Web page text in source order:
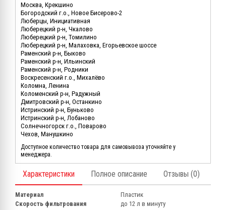
Москва, Крекшино
Богородский г.о., Новое Бисерово-2
Люберцы, Инициативная
Люберецкий р-н, Чкалово
Люберецкий р-н, Томилино
Люберецкий р-н, Малаховка, Егорьевское шоссе
Раменский р-н, Быково
Раменский р-н, Ильинский
Раменский р-н, Родники
Воскресенский г.о., Михалёво
Коломна, Ленина
Коломенский р-н, Радужный
Дмитровский р-н, Останкино
Истринский р-н, Буньково
Истринский р-н, Лобаново
Солнечногорск г.о., Поварово
Чехов, Манушкино
Доступное количество товара для самовывоза уточняйте у
менеджера.
Характеристики Полное описание Отзывы (0)
Материал
Пластик
Скорость фильтрования
до 12 л в минуту